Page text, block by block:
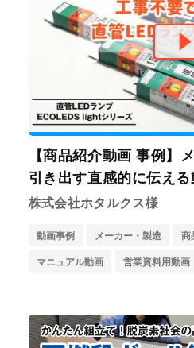
教育
農林水産・鉱業
生協
公社・官公庁・学校・公園
用途
商品紹介 マニュアル 教育
インタビュー動画
顧客サポ
採用活動
施設・建物紹介
SNS投稿
サイネージ用 縦
テンプレート AIナレーション
【商品紹介動画 事例】
引き出す直感的に伝え
株式会社ホタルクス様
動画事例 メーカー・製造
商
マニュアル動画
営業資料用動画